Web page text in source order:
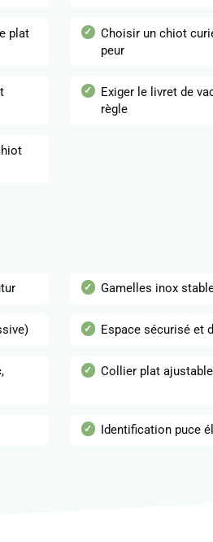
plat
Choisir un chiot
peur
Exiger le livret de
règle
Gamelles inox
Espace sécurisé et
Collier plat
Identification puce